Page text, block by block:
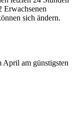
Erwachsenen
sich ändern.
April am günstigsten